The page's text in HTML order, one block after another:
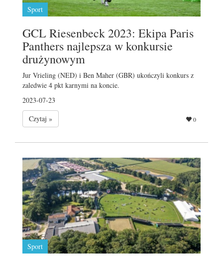
Sport
GCL Riesenbeck 2023: Ekipa Paris
Panthers najlepsza w konkursie
drużynowym
Jur Vrieling (NED) i Ben Maher (GBR) ukończyli konkurs z
zaledwie 4 pkt karnymi na koncie.
2023-07-23
Czytaj »
0
Sport